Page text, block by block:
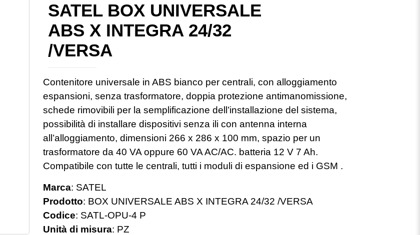
SATEL BOX UNIVERSALE
ABS X INTEGRA 24/32
/VERSA
Contenitore universale in ABS bianco per centrali, con alloggiamento
espansioni, senza trasformatore, doppia protezione antimanomissione,
schede rimovibili per la semplificazione dell’installazione del sistema,
possibilità di installare dispositivi senza ili con antenna interna
all’alloggiamento, dimensioni 266 x 286 x 100 mm, spazio per un
trasformatore da 40 VA oppure 60 VA AC/AC. batteria 12 V 7 Ah.
Compatibile con tutte le centrali, tutti i moduli di espansione ed i GSM .
Marca: SATEL
Prodotto: BOX UNIVERSALE ABS X INTEGRA 24/32 /VERSA
Codice: SATL-OPU-4 P
Unità di misura: PZ